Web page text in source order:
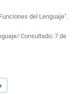
del Lenguaje".
Consultado: 7 de